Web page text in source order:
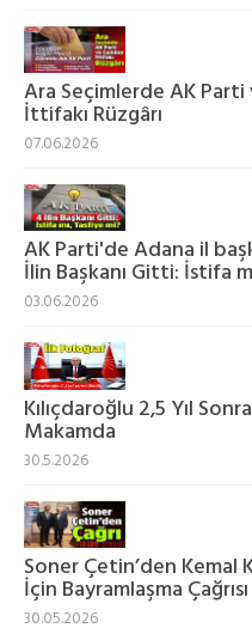
Ara Seçimlerde AK
İttifakı Rüzgârı
07.06.2026
AK Parti'de Adana il
İlin Başkanı Gitti: İstifa
03.06.2026
Kılıçdaroğlu 2,5 Yıl
Makamda
30.5.2026
Soner Çetin’den Kemal
İçin Bayramlaşma Çağrısı
30.05.2026